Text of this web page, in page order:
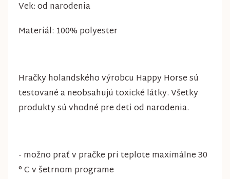
Vek: od narodenia
Materiál: 100% polyester
Hračky holandského výrobcu Happy Horse sú
testované a neobsahujú toxické látky. Všetky
produkty sú vhodné pre deti od narodenia.
- možno prať v pračke pri teplote maximálne 30
° C v šetrnom programe